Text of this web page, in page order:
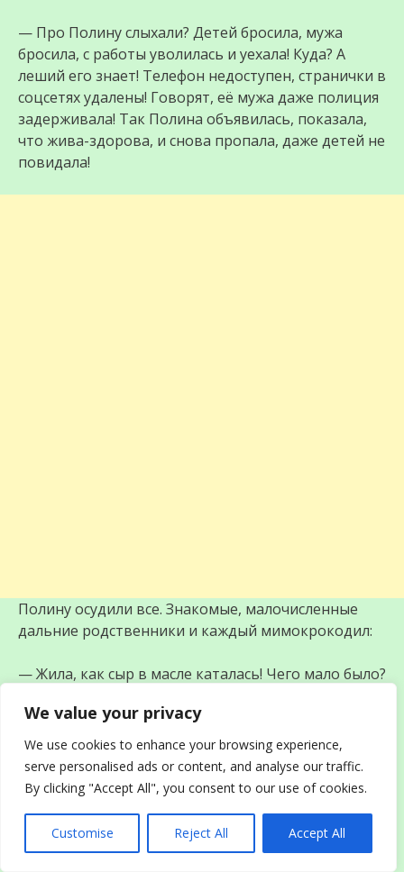
We value your privacy
We use cookies to enhance your browsing experience,
serve personalised ads or content, and analyse our traffic.
By clicking "Accept All", you consent to our use of cookies.
Customise Reject All Accept All
— Про Полину слыхали? Детей бросила, мужа
бросила, с работы уволилась и уехала! Куда? А
леший его знает! Телефон недоступен, странички в
соцсетях удалены! Говорят, её мужа даже полиция
задерживала! Так Полина объявилась, показала,
что жива-здорова, и снова пропала, даже детей не
повидала!
Полину осудили все. Знакомые, малочисленные
дальние родственники и каждый мимокрокодил:
— Жила, как сыр в масле каталась! Чего мало было?
дом построил, и на юга возил! Зажралась Полина!
«Ей муж и дом построил, и на юга возил!» — и не
поспорить. Разве только уточнить можно.
Дом. В построенном доме, жили не только Полина
с мужем и двумя детьми, но и вся родня